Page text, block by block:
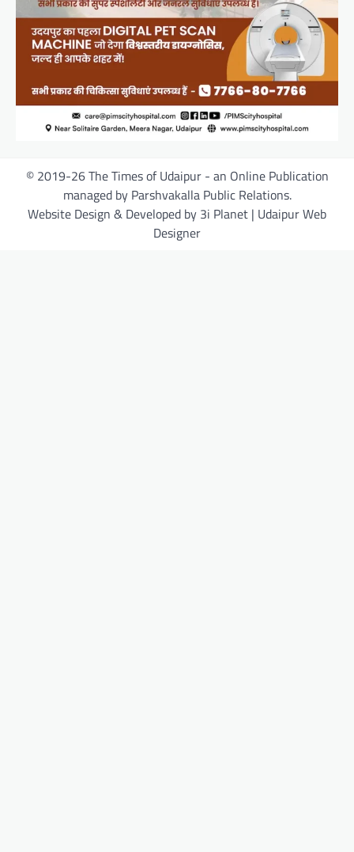
© 2019-26 The Times of Udaipur - an Online Publication
managed by Parshvakalla Public Relations.
Website Design & Developed by 3i Planet | Udaipur Web
Designer